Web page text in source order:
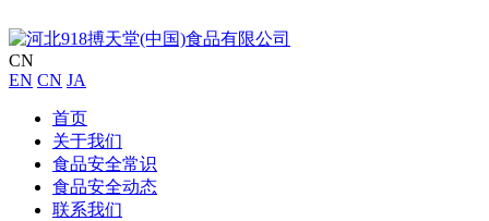
CN
EN CN JA
首页
关于我们
食品安全常识
食品安全动态
联系我们